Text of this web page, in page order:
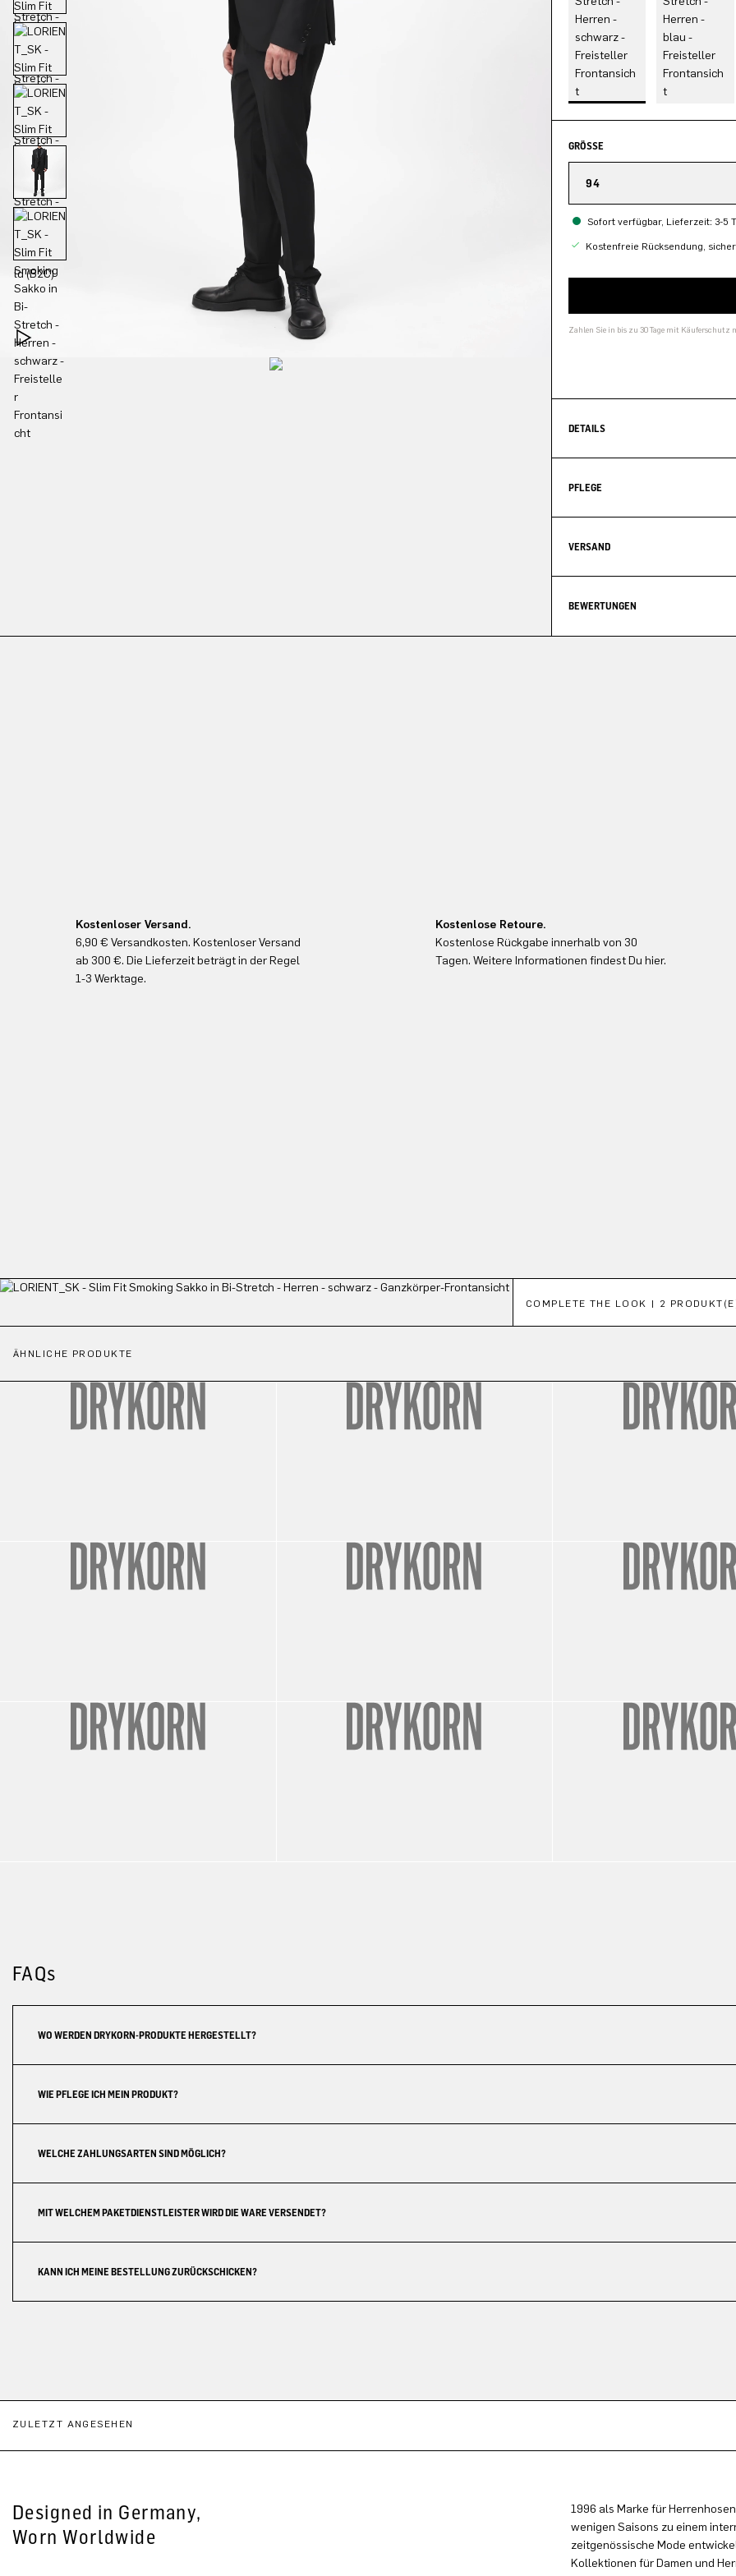
GRÖSSE
94
Sofort verfügbar, Lieferzeit: 3-5
Kostenfreie Rücksendung,
Zahlen Sie in bis zu 30 Tage mit Käuferschutz
DETAILS
PFLEGE
VERSAND
BEWERTUNGEN
Kostenloser Versand.
6,90 € Versandkosten. Kostenloser Versand
ab 300 €. Die Lieferzeit beträgt in der Regel
1-3 Werktage.
Kostenlose Retoure.
Kostenlose Rückgabe innerhalb von 30
Tagen. Weitere Informationen findest Du hier.
COMPLETE THE LOOK | 2
ÄHNLICHE PRODUKTE
FAQs
WO WERDEN DRYKORN-PRODUKTE HERGESTELLT?
WIE PFLEGE ICH MEIN PRODUKT?
WELCHE ZAHLUNGSARTEN SIND MÖGLICH?
MIT WELCHEM PAKETDIENSTLEISTER WIRD DIE WARE VERSENDET?
KANN ICH MEINE BESTELLUNG ZURÜCKSCHICKEN?
ZULETZT ANGESEHEN
Designed in Germany,
Worn Worldwide
1996 als Marke für
wenigen Saisons zu einem
zeitgenössische Mode
Kollektionen für Damen und